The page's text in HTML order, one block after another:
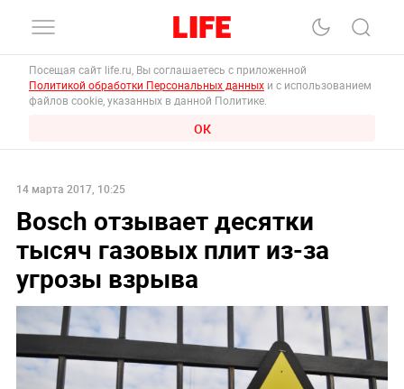
Посещая сайт life.ru, Вы соглашаетесь с приложенной
Политикой обработки Персональных данных и с использованием
файлов cookie, указанных в данной Политике.
ОК
14 марта 2017, 10:25
Bosch отзывает десятки
тысяч газовых плит из-за
угрозы взрыва